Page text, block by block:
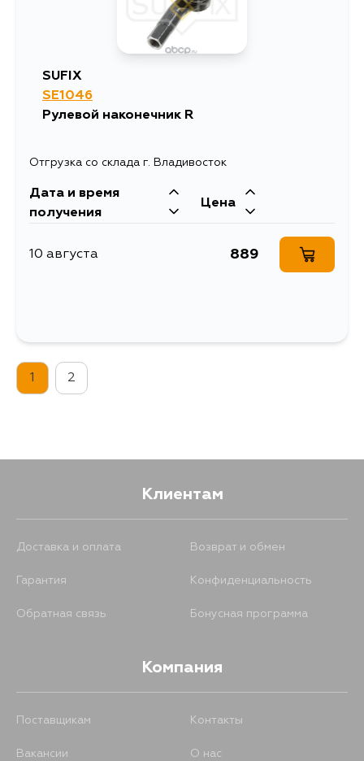
SUFIX
SE1046
Рулевой наконечник R
Отгрузка со склада г. Владивосток
Дата и время
получения
Цена
10 августа 889
1 2
Клиентам
Доставка и оплата Возврат и обмен
Гарантия Конфиденциальность
Обратная связь Бонусная программа
Компания
Поставщикам Контакты
Вакансии О нас